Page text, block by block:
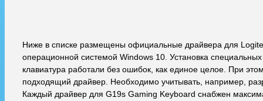
Ниже в списке размещены официальные драйвера для
операционной системой Windows 10. Установка
клавиатура работали без ошибок, как единое целое. При
подходящий драйвер. Необходимо учитывать, например,
Каждый драйвер для G19s Gaming Keyboard снабжен